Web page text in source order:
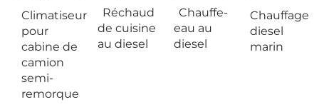
Climatiseur
pour
cabine de
camion
semi-
remorque
Réchaud
de cuisine
au diesel
Chauffe-
eau au
diesel
Chauffage
diesel
marin